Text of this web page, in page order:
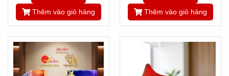
Thêm vào giỏ hàng Thêm vào giỏ hàng